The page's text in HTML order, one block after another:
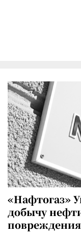
«Нафтогаз»
добычу